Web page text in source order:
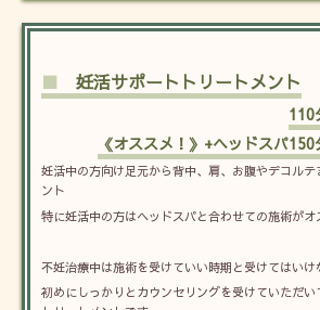
■ 妊活サポートトリートメント
《オススメ！》+ヘッドスパ
妊活中の方向け足元から背中、肩、お腹やデコル
ント
特に妊活中の方はヘッドスパと合わせての施術がオ
不妊治療中は施術を受けていい時期と受けてはいけ
初めにしっかりとカウンセリングを受けていただい